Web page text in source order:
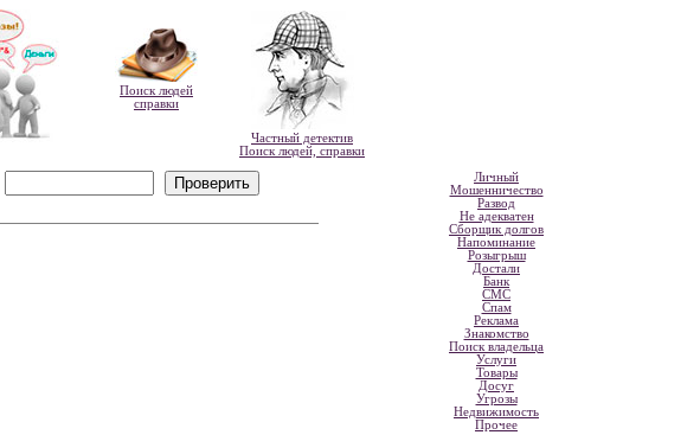
Поиск людей
справки
Частный детектив
Поиск людей, справки
Личный
Мошенничество
Развод
Не адекватен
Сборщик долгов
Напоминание
Розыгрыш
Достали
Банк
СМС
Спам
Реклама
Знакомство
Поиск владельца
Услуги
Товары
Досуг
Угрозы
Недвижимость
Прочее